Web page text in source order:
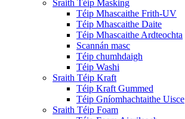
Sraith Téip Masking
Téip Mhascaithe Frith-UV
Téip Mhascaithe Daite
Téip Mhascaithe Ardteochta
Scannán masc
Téip chumhdaigh
Téip Washi
Sraith Téip Kraft
Téip Kraft Gummed
Téip Gníomhachtaithe Uisce
Sraith Téip Foam